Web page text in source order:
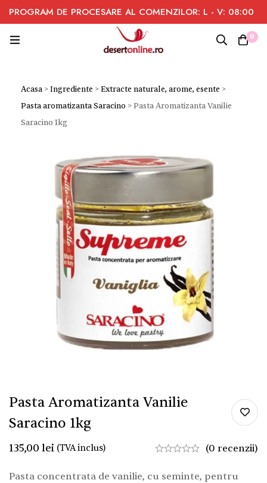
PROGRAM DE PROCESARE AL COMENZILOR: L - V: 08:00
- 16:00
0
Acasa >Ingrediente >Extracte naturale, arome, esente >
Pasta aromatizanta Saracino > Pasta Aromatizanta Vanilie
Saracino 1kg
Pasta Aromatizanta Vanilie
Saracino 1kg
135,00 lei (TVA inclus) (0 recenzii)
Pasta concentrata de vanilie, cu seminte, pentru